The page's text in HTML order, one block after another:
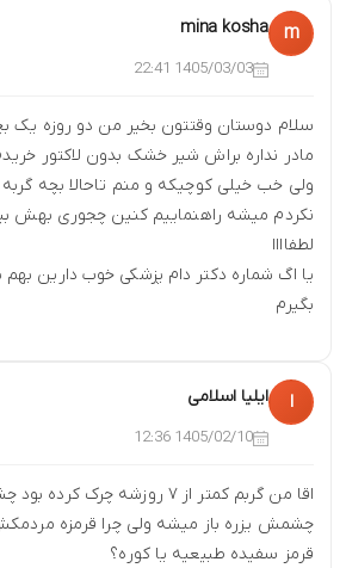
m
mina kosha
1405/03/03 22:41
سلام دوستان وقتتون بخیر من دو روزه یک
مادر نداره براش شیر خشک بدون لاکتور
ولی خب خیلی کوچیکه و منم تاحالا بچه
نکردم میشه راهنماییم کنین چجوری بهش
لطفاااا
یا اگ شماره دکتر دام پزشکی خوب دارین
بگیرم
ا ایلیا اسلامی
1405/02/10 12:36
اقا من گربم کمتر از ۷ روزشه چرک
چشمش یزره باز میشه ولی چرا قرمزه
قرمز سفیده طبیعیه یا کوره؟